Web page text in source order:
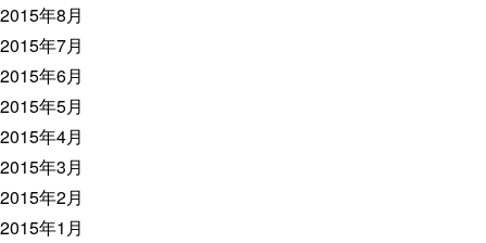
2015年8月
2015年7月
2015年6月
2015年5月
2015年4月
2015年3月
2015年2月
2015年1月